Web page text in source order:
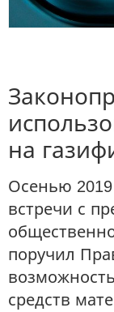
на
Осенью
встречи с
поручил
средств